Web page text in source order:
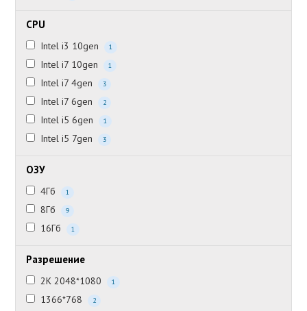
CPU
Intel i3 10gen 1
Intel i7 10gen 1
Intel i7 4gen 3
Intel i7 6gen 2
Intel i5 6gen 1
Intel i5 7gen 3
ОЗУ
4Гб 1
8Гб 9
16Гб 1
Разрешение
2K 2048*1080 1
1366*768 2